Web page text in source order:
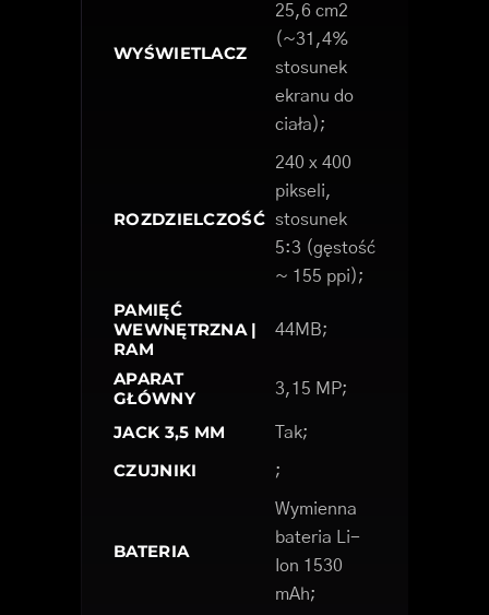
WYŚWIETLACZ
25,6 cm2
(~31,4%
stosunek
ekranu do
ciała);
ROZDZIELCZOŚĆ
240 x 400
pikseli,
stosunek
5:3 (gęstość
~ 155 ppi);
PAMIĘĆ
WEWNĘTRZNA |
RAM
44MB;
APARAT
GŁÓWNY
3,15 MP;
JACK 3,5 MM Tak;
CZUJNIKI ;
BATERIA
Wymienna
bateria Li-
Ion 1530
mAh;